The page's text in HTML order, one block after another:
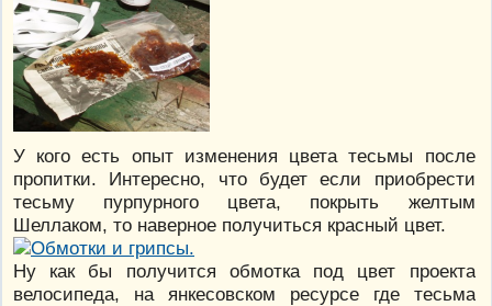
У кого есть опыт изменения цвета тесьмы после
пропитки. Интересно, что будет если приобрести
тесьму пурпурного цвета, покрыть желтым
Шеллаком, то наверное получиться красный цвет.
Ну как бы получится обмотка под цвет проекта
велосипеда, на янкесовском ресурсе где тесьма